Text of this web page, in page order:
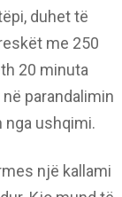
duhet të
me 250
20 minuta
parandalimin
nga ushqimi.
një kallami